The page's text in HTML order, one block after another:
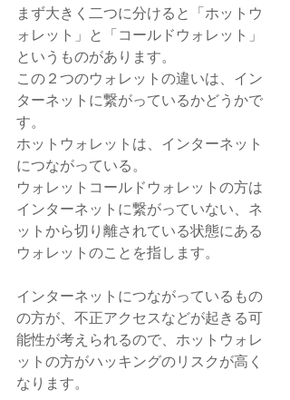
まず大きく二つに分けると「ホットウ
ォレット」と「コールドウォレット」
というものがあります。
この２つのウォレットの違いは、イン
ターネットに繋がっているかどうかで
す。
ホットウォレットは、インターネット
につながっている。
ウォレットコールドウォレットの方は
インターネットに繋がっていない、ネ
ットから切り離されている状態にある
ウォレットのことを指します。
インターネットにつながっているもの
の方が、不正アクセスなどが起きる可
能性が考えられるので、ホットウォレ
ットの方がハッキングのリスクが高く
なります。